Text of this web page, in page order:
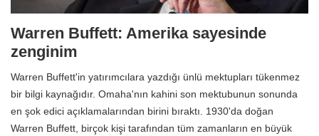
Warren Buffett: Amerika sayesinde
zenginim
Warren Buffett'in yatırımcılara yazdığı ünlü mektupları tükenmez
bir bilgi kaynağıdır. Omaha'nın kahini son mektubunun sonunda
en şok edici açıklamalarından birini bıraktı. 1930'da doğan
Warren Buffett, birçok kişi tarafından tüm zamanların en büyük